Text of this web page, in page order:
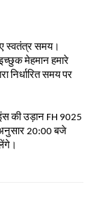
स्वतंत्र समय।
मेहमान हमारे
निर्धारित समय पर
की उड़ान FH 9025
अनुसार 20:00 बजे